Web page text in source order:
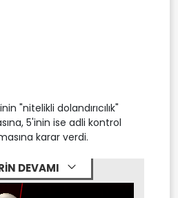
"nitelikli dolandırıcılık"
5'inin ise adli kontrol
karar verdi.
DEVAMI